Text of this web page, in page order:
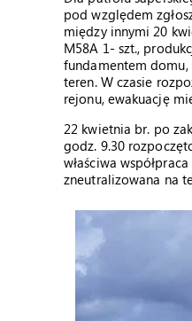
pod względem
między innymi 20
M58A 1- szt.,
fundamentem domu,
teren. W czasie
rejonu, ewakuację
22 kwietnia br. po
godz. 9.30
właściwa
zneutralizowana na